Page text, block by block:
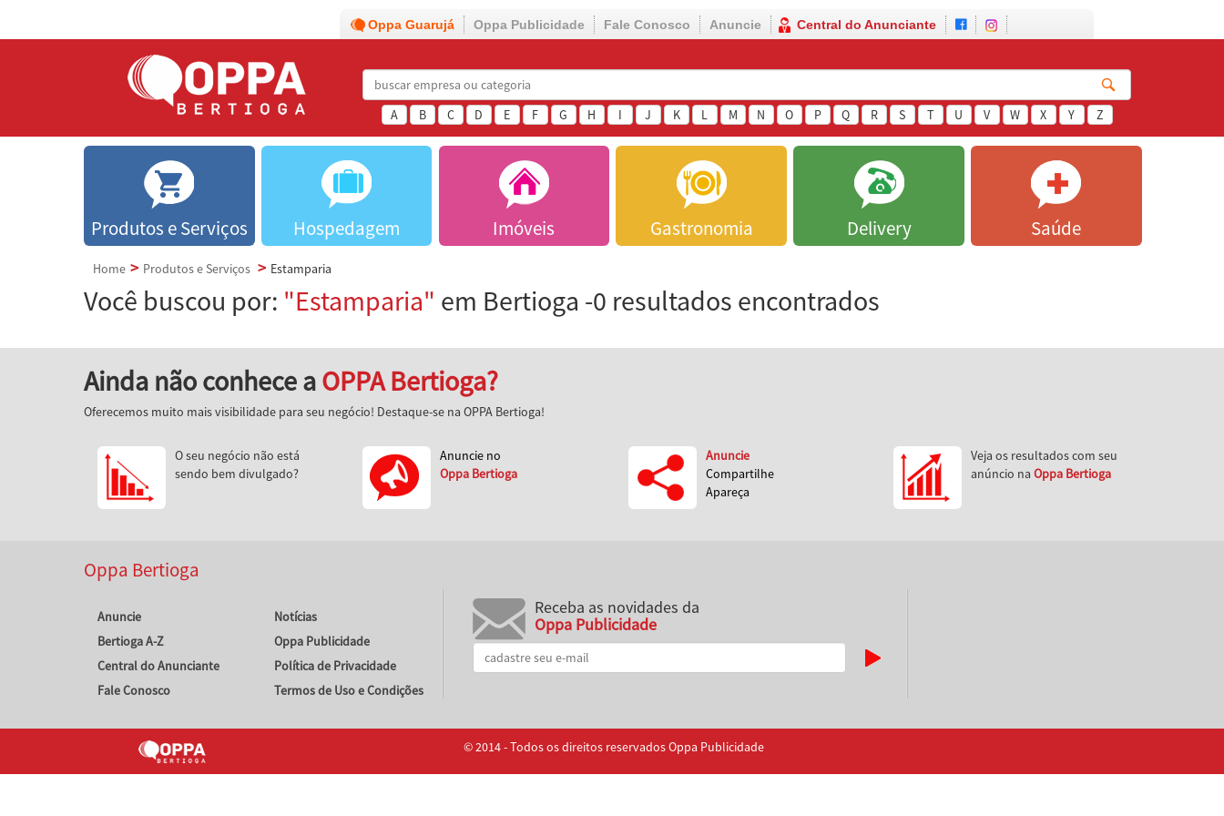
Oppa Guarujá Oppa Publicidade Fale Conosco Anuncie Central do Anunciante
A B C D E F G H I J K L M N O P Q R S T U V W X Y Z
Produtos e Serviços Hospedagem Imóveis Gastronomia Delivery Saúde
Home Produtos e Serviços Estamparia
Você buscou por: "Estamparia" em Bertioga -0 resultados encontrados
Ainda não conhece aOPPA Bertioga?
Oferecemos muito mais visibilidade para seu negócio! Destaque-se na OPPA Bertioga!
O seu negócio não está
sendo bem divulgado?
Anuncie no
Oppa Bertioga
Anuncie
Compartilhe
Apareça
Veja os resultados com seu
anúncio na Oppa Bertioga
Oppa Bertioga
Anuncie
Bertioga A-Z
Central do Anunciante
Fale Conosco
Notícias
Oppa Publicidade
Política de Privacidade
Termos de Uso e Condições
Receba as novidades da
Oppa Publicidade
© 2014 - Todos os direitos reservados Oppa Publicidade